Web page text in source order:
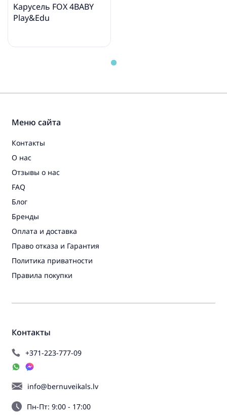
Kарусель FOX 4BABY
Play&Edu
Контакты
+371-223-777-09
info@bernuveikals.lv
Пн-Пт: 9:00 - 17:00
Меню сайта
Контакты
О нас
Отзывы о нас
FAQ
Блог
Бренды
Оплата и доставка
Право отказа и Гарантия
Политика приватности
Правила покупки